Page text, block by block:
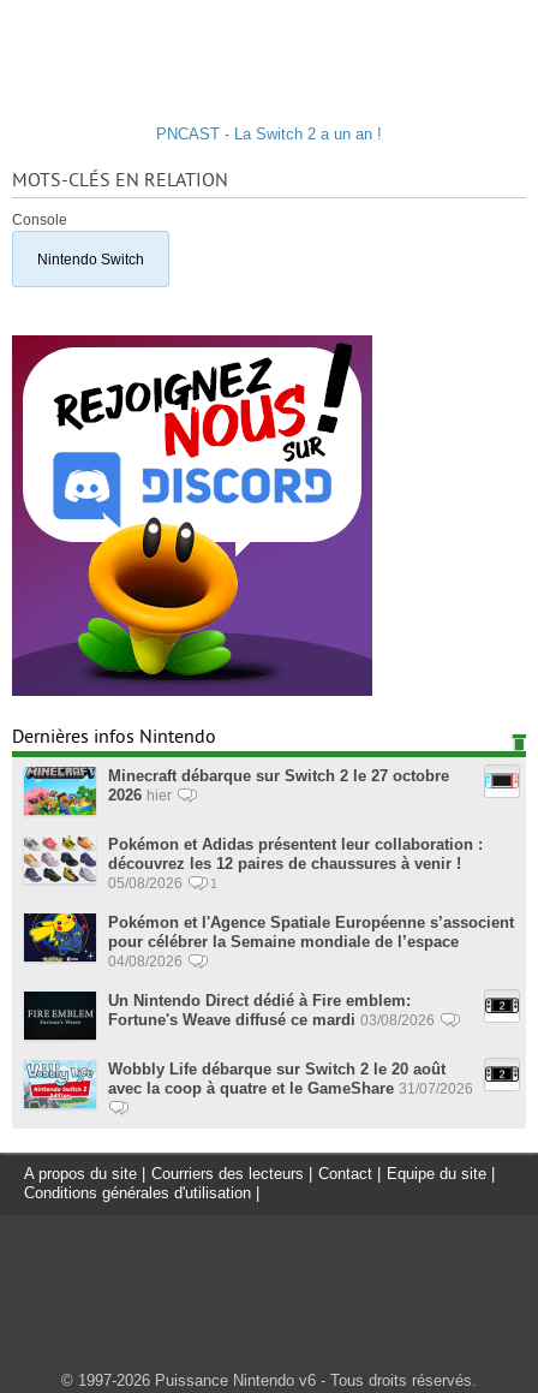
PNCAST - La Switch 2 a un an !
MOTS-CLÉS EN RELATION
Console
Nintendo Switch
Dernières infos Nintendo
Minecraft débarque sur Switch 2 le 27 octobre
2026 hier
Pokémon et Adidas présentent leur collaboration :
découvrez les 12 paires de chaussures à venir !
05/08/2026 1
Pokémon et l'Agence Spatiale Européenne s’associent
pour célébrer la Semaine mondiale de l’espace
04/08/2026
Un Nintendo Direct dédié à Fire emblem:
Fortune's Weave diffusé ce mardi 03/08/2026
Wobbly Life débarque sur Switch 2 le 20 août
avec la coop à quatre et le GameShare 31/07/2026
A propos du site Courriers des lecteurs Contact Equipe du site
Conditions générales d'utilisation
© 1997-2026 Puissance Nintendo v6 - Tous droits réservés.